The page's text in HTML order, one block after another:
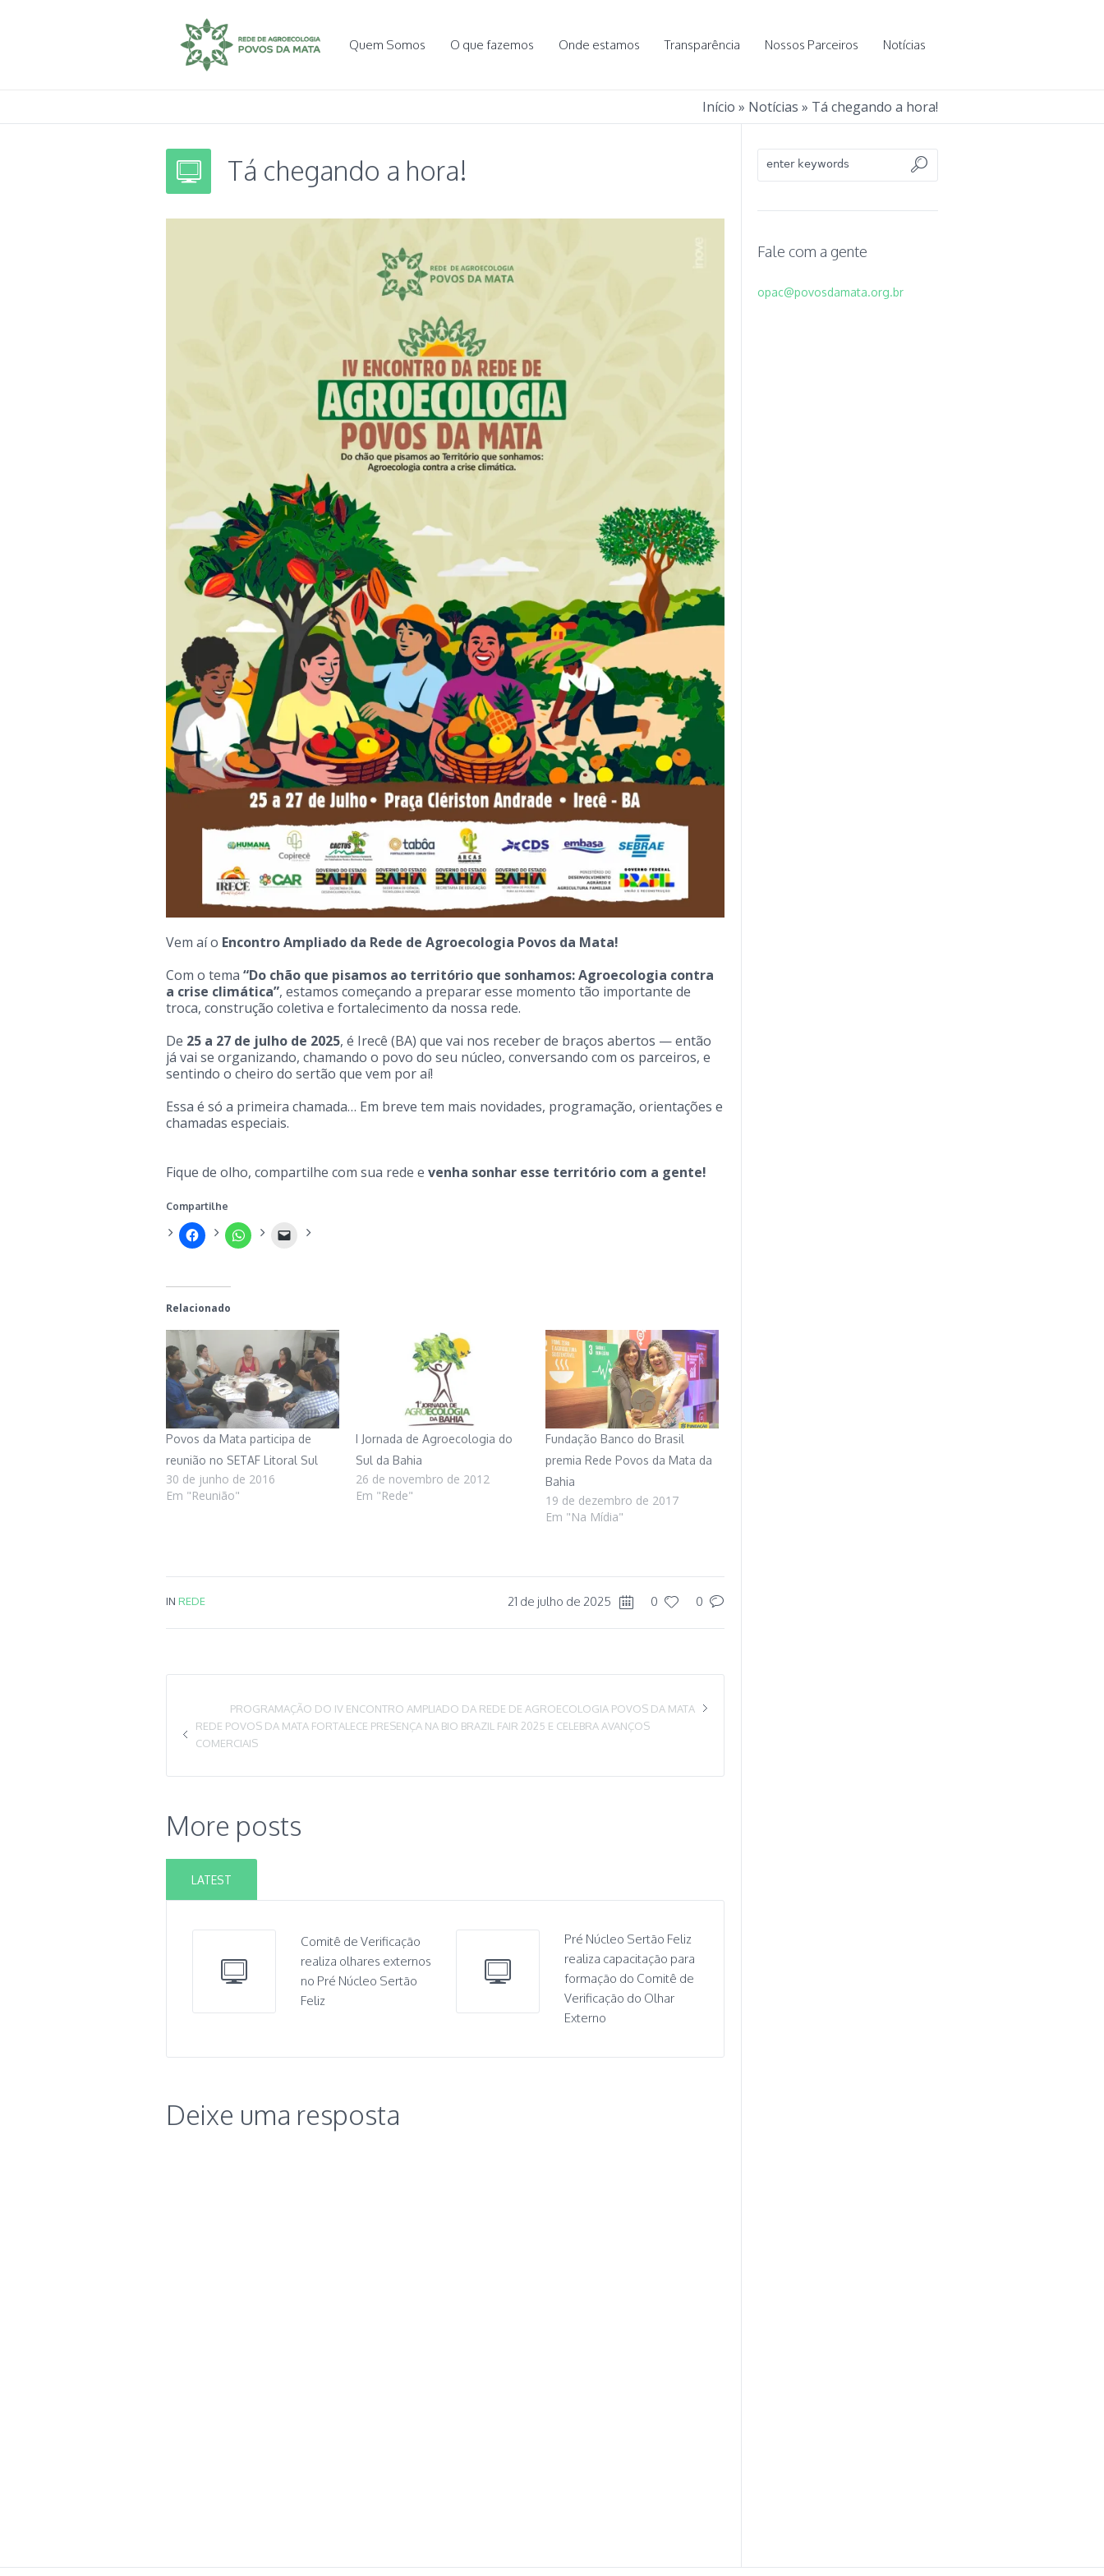
Quem Somos O que fazemos Onde estamos Transparência Nossos Parceiros Notícias
Início » Notícias » Tá chegando a hora!
Tá chegando a hora!
Vem aí o Encontro Ampliado da Rede de Agroecologia Povos da Mata!
Com o tema “Do chão que pisamos ao território que sonhamos: Agroecologia contra
a crise climática”, estamos começando a preparar esse momento tão importante de
troca, construção coletiva e fortalecimento da nossa rede.
De 25 a 27 de julho de 2025, é Irecê (BA) que vai nos receber de braços abertos — então
já vai se organizando, chamando o povo do seu núcleo, conversando com os parceiros, e
sentindo o cheiro do sertão que vem por aí!
Essa é só a primeira chamada… Em breve tem mais novidades, programação, orientações e
chamadas especiais.
Fique de olho, compartilhe com sua rede e venha sonhar esse território com a gente!
Compartilhe
Relacionado
Povos da Mata participa de
reunião no SETAF Litoral Sul
30 de junho de 2016
Em "Reunião"
I Jornada de Agroecologia do
Sul da Bahia
26 de novembro de 2012
Em "Rede"
Fundação Banco do Brasil
premia Rede Povos da Mata da
Bahia
19 de dezembro de 2017
Em "Na Mídia"
21 de julho de 2025 0 0
IN REDE
PROGRAMAÇÃO DO IV ENCONTRO AMPLIADO DA REDE DE AGROECOLOGIA POVOS DA MATA
REDE POVOS DA MATA FORTALECE PRESENÇA NA BIO BRAZIL FAIR 2025 E CELEBRA AVANÇOS
COMERCIAIS
More posts
LATEST
Comitê de Verificação
realiza olhares externos
no Pré Núcleo Sertão
Feliz
Pré Núcleo Sertão Feliz
realiza capacitação para
formação do Comitê de
Verificação do Olhar
Externo
Deixe uma resposta
Fale com a gente
opac@povosdamata.org.br